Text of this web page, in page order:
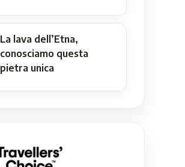
La lava dell’Etna,
conosciamo questa
pietra unica